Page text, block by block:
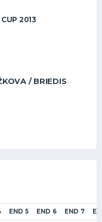
2013
/ BRIEDIS
END 5 END 6 END 7